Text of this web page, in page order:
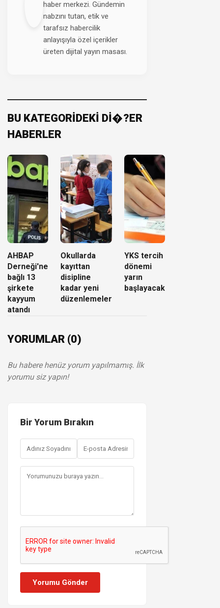
haber merkezi. Gündemin
nabzını tutan, etik ve
tarafsız habercilik
anlayışıyla özel içerikler
üreten dijital yayın masası.
BU KATEGORİDEKİ Dİ�?ER
HABERLER
AHBAP
Derneği'ne
bağlı 13
şirkete
kayyum
atandı
Okullarda
kayıttan
disipline
kadar yeni
düzenlemeler
YKS tercih
dönemi
yarın
başlayacak
YORUMLAR (0)
Bu habere henüz yorum yapılmamış. İlk
yorumu siz yapın!
Bir Yorum Bırakın
Yorumu Gönder